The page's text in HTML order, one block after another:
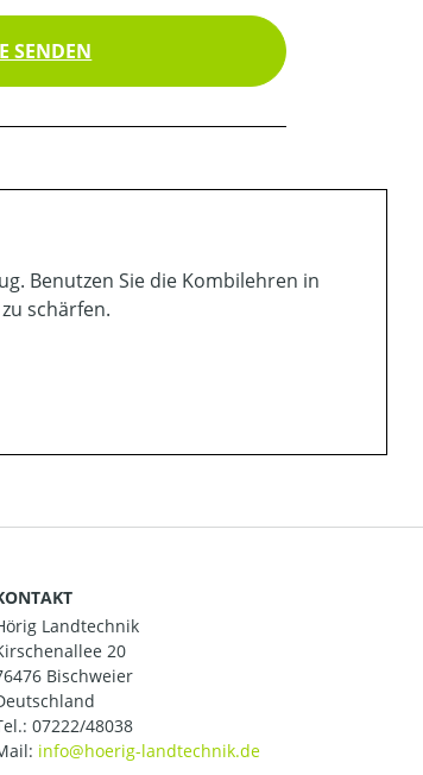
SENDEN
Benutzen Sie die Kombilehren in
schärfen.
Landtechnik
20
Bischweier
07222/48038